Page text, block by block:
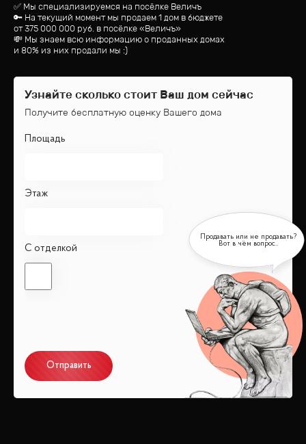
✅ Мы специализируемся на посёлке Величъ
🔑 На текущий момент мы продаем 1 дом в бюджете
от375 000 000 руб. в посёлке «Величъ»
💸 Мы знаем всю информацию о проданных домах
и 80% из них продали мы :)
Узнайте сколько стоит Ваш дом сейчас
Получите бесплатную оценку Вашего дома
Площадь
Этаж
С отделкой
Отправить